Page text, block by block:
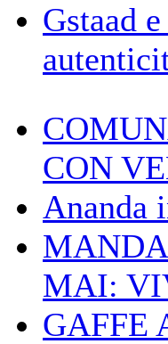
Gstaad
CON
Ananda
MAI:
GAFFE